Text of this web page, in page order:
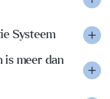
Systeem
is meer dan